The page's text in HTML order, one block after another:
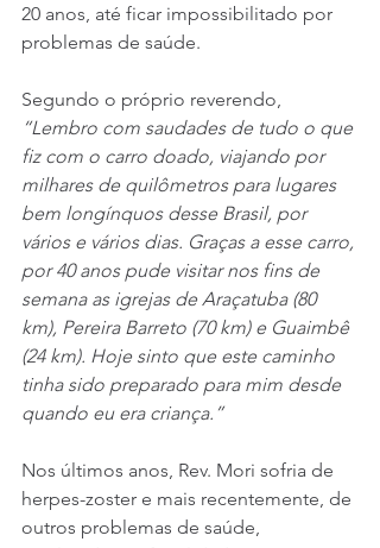
20 anos, até ficar impossibilitado por
problemas de saúde.
Segundo o próprio reverendo,
“Lembro com saudades de tudo o que
fiz com o carro doado, viajando por
milhares de quilômetros para lugares
bem longínquos desse Brasil, por
vários e vários dias. Graças a esse carro,
por 40 anos pude visitar nos fins de
semana as igrejas de Araçatuba (80
km), Pereira Barreto (70 km) e Guaimbê
(24 km). Hoje sinto que este caminho
tinha sido preparado para mim desde
quando eu era criança.”
Nos últimos anos, Rev. Mori sofria de
herpes-zoster e mais recentemente, de
outros problemas de saúde,